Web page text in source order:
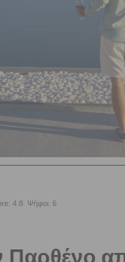
4.8 Ψήφοι: 6
Παρθένο